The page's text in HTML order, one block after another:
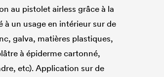
au pistolet airless grâce à la
un usage en intérieur sur de
galva, matières plastiques,
à épiderme cartonné,
etc). Application sur de